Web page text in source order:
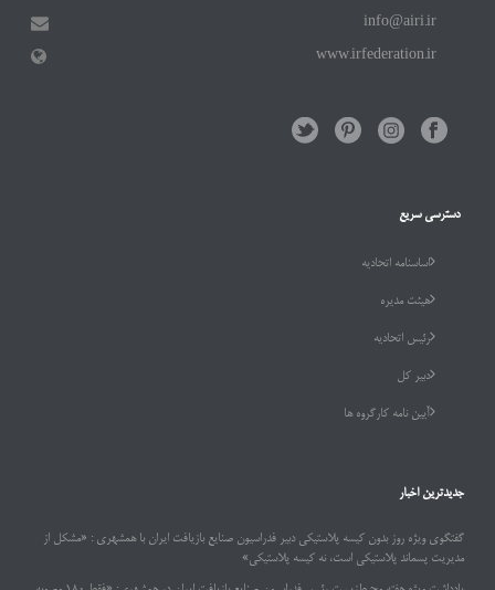
info@airi.ir
www.irfederation.ir
دسترسی سریع
اساسنامه اتحادیه
هیئت مدیره
رئیس اتحادیه
دبیر کل
آیین نامه کارگروه ها
جدیدترین اخبار
گفتگوی ویژه روز بدون کیسه پلاستیکی دبیر فدراسیون صنایع بازیافت ایران با همشهری : «مشکل از
مدیریت پسماند پلاستیکی است، نه کیسه پلاستیکی»